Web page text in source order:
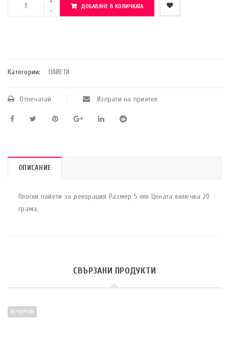
ДОБАВЯНЕ В КОЛИЧКАТА
Категории: ПАЙЕТИ
Отпечатай Изпрати на приятел
ОПИСАНИЕ
Плоски пайети за декорация Размер 5 mm Цената включва 20
грама.
СВЪРЗАНИ ПРОДУКТИ
ИЗЧЕРПАН